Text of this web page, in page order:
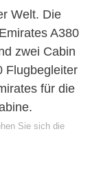
Welt. Die
A380
zwei Cabin
Flugbegleiter
für die
Sie sich die